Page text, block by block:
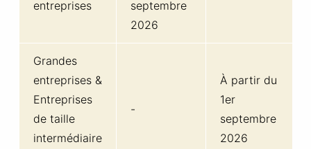
entreprises
septembre
2026
Grandes
entreprises &
Entreprises
de taille
intermédiaire
-
À partir du
1er
septembre
2026